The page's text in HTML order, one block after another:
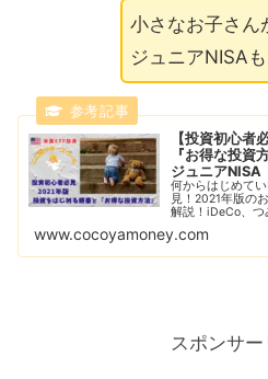
小さなお子さん
ジュニアNISA
【投資初心者
『お得な投資
ジュニアNISA
何からはじめて
見！2021年版の
解説！iDeCo、つ
口座と、それぞ
ットを含めてを
www.cocoyamoney.com
スポンサー